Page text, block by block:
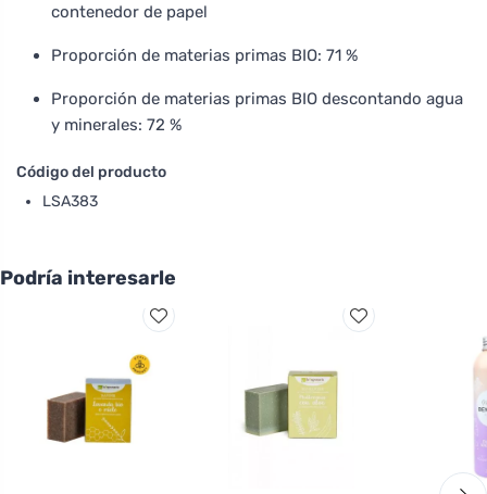
contenedor de papel
Proporción de materias primas BIO: 71 %
Proporción de materias primas BIO descontando agua
y minerales: 72 %
Código del producto
LSA383
Podría interesarle